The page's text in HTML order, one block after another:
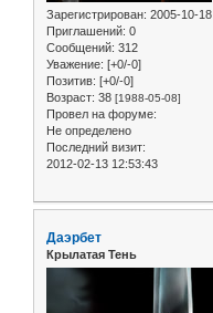
Зарегистрирован: 2005-10-18
Приглашений: 0
Сообщений: 312
Уважение: [+0/-0]
Позитив: [+0/-0]
Возраст: 38 [1988-05-08]
Провел на форуме:
Не определено
Последний визит:
2012-02-13 12:53:43
Даэрбет
Крылатая Тень